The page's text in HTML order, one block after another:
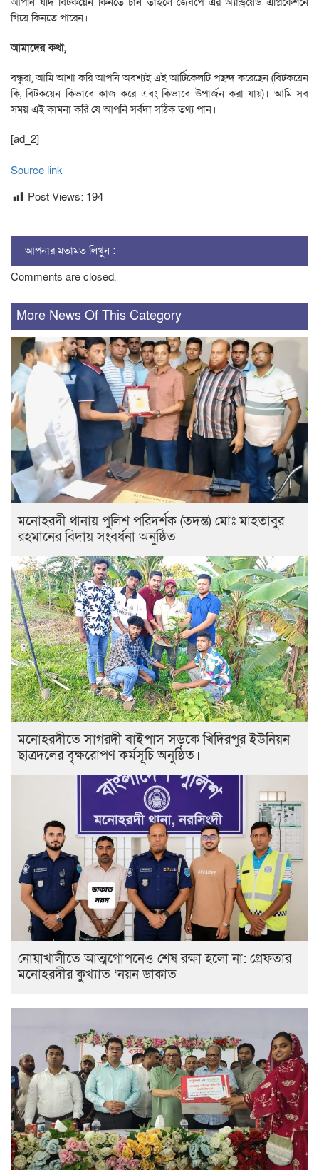
গিয়ে কিনতে পারেন।
আমাদের কথা,
বন্ধুরা, আমি আশা করি আপনি অবশ্যই এই আর্টিকেলটি পছন্দ করেছেন (বিটকয়েন
কি, বিটকয়েন কিভাবে কাজ করে এবং কিভাবে উপার্জন করা যায়)। আমি সব
সময় এই কামনা করি যে আপনি সর্বদা সঠিক তথ্য পান।
[ad_2]
Source link
Post Views: 194
আপনার মতামত লিখুন :
Comments are closed.
More News Of This Category
মনোহরদী থানায় পুলিশ পরিদর্শক (তদন্ত) মোঃ মাহতাবুর
রহমানের বিদায় সংবর্ধনা অনুষ্ঠিত
মনোহরদীতে সাগরদী বাইপাস সড়কে খিদিরপুর ইউনিয়ন
ছাত্রদলের বৃক্ষরোপণ কর্মসূচি অনুষ্ঠিত।
নোয়াখালীতে আত্মগোপনেও শেষ রক্ষা হলো না: গ্রেফতার
মনোহরদীর কুখ্যাত ‘নয়ন ডাকাত